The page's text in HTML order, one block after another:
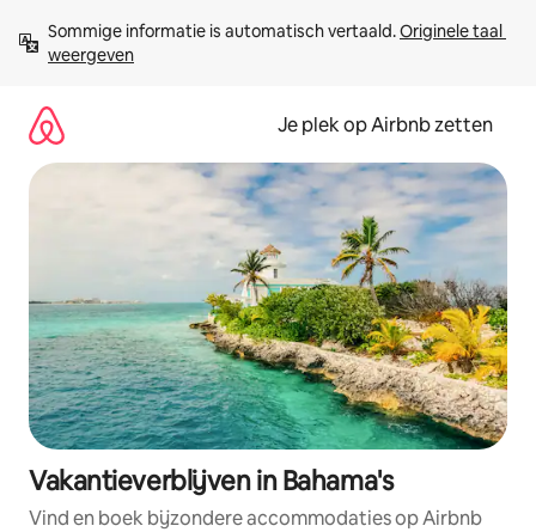
direct
naar
Sommige informatie is automatisch vertaald. Originele taal
weergeven
Je plek op Airbnb zetten
Vakantieverblijven in Bahama's
Vind en boek bijzondere accommodaties op Airbnb